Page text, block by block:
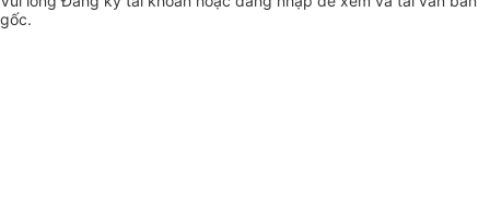
gốc.